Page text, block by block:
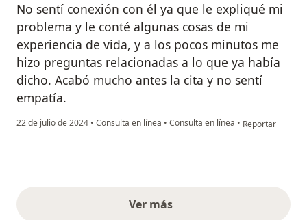
No sentí conexión con él ya que le expliqué mi
problema y le conté algunas cosas de mi
experiencia de vida, y a los pocos minutos me
hizo preguntas relacionadas a lo que ya había
dicho. Acabó mucho antes la cita y no sentí
empatía.
22 de julio de 2024 • Consulta en línea • Consulta en línea • en opinión del
Reportar
Ver másopiniones anteriores